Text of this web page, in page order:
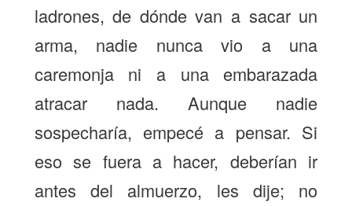
ladrones, de dónde van a sacar un
arma, nadie nunca vio a una
caremonja ni a una embarazada
atracar nada. Aunque nadie
sospecharía, empecé a pensar. Si
eso se fuera a hacer, deberían ir
antes del almuerzo, les dije; no